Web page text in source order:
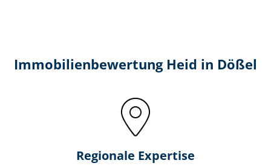
Immobilien­bewertung Heid in Dößel
Regionale Expertise